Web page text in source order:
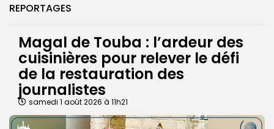
REPORTAGES
Magal de Touba : l’ardeur des
cuisinières pour relever le défi
de la restauration des
journalistes
samedi 1 août 2026 à 11h21